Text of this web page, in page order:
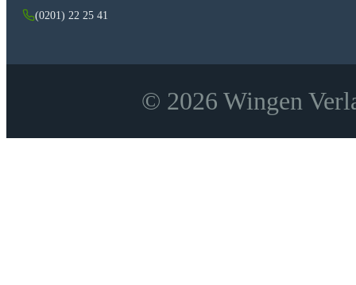
(0201) 22 25 41
© 2026 Wingen